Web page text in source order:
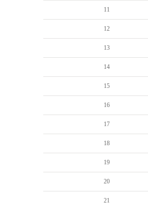
11
12
13
14
15
16
17
18
19
20
21